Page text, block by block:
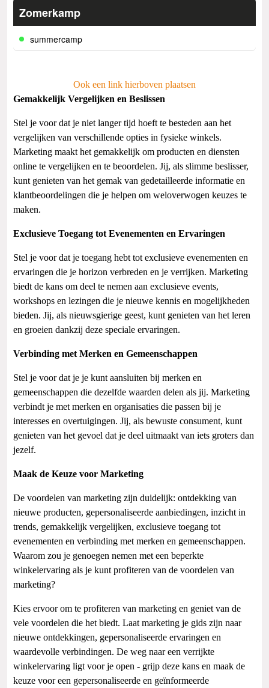
Zomerkamp
summercamp
Ook een link hierboven plaatsen
Gemakkelijk Vergelijken en Beslissen
Stel je voor dat je niet langer tijd hoeft te besteden aan het
vergelijken van verschillende opties in fysieke winkels.
Marketing maakt het gemakkelijk om producten en diensten
online te vergelijken en te beoordelen. Jij, als slimme beslisser,
kunt genieten van het gemak van gedetailleerde informatie en
klantbeoordelingen die je helpen om weloverwogen keuzes te
maken.
Exclusieve Toegang tot Evenementen en Ervaringen
Stel je voor dat je toegang hebt tot exclusieve evenementen en
ervaringen die je horizon verbreden en je verrijken. Marketing
biedt de kans om deel te nemen aan exclusieve events,
workshops en lezingen die je nieuwe kennis en mogelijkheden
bieden. Jij, als nieuwsgierige geest, kunt genieten van het leren
en groeien dankzij deze speciale ervaringen.
Verbinding met Merken en Gemeenschappen
Stel je voor dat je je kunt aansluiten bij merken en
gemeenschappen die dezelfde waarden delen als jij. Marketing
verbindt je met merken en organisaties die passen bij je
interesses en overtuigingen. Jij, als bewuste consument, kunt
genieten van het gevoel dat je deel uitmaakt van iets groters dan
jezelf.
Maak de Keuze voor Marketing
De voordelen van marketing zijn duidelijk: ontdekking van
nieuwe producten, gepersonaliseerde aanbiedingen, inzicht in
trends, gemakkelijk vergelijken, exclusieve toegang tot
evenementen en verbinding met merken en gemeenschappen.
Waarom zou je genoegen nemen met een beperkte
winkelervaring als je kunt profiteren van de voordelen van
marketing?
Kies ervoor om te profiteren van marketing en geniet van de
vele voordelen die het biedt. Laat marketing je gids zijn naar
nieuwe ontdekkingen, gepersonaliseerde ervaringen en
waardevolle verbindingen. De weg naar een verrijkte
winkelervaring ligt voor je open - grijp deze kans en maak de
keuze voor een gepersonaliseerde en geïnformeerde